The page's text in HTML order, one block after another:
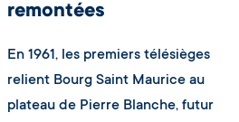
remontées
En 1961, les premiers télésièges
relient Bourg Saint Maurice au
plateau de Pierre Blanche, futur